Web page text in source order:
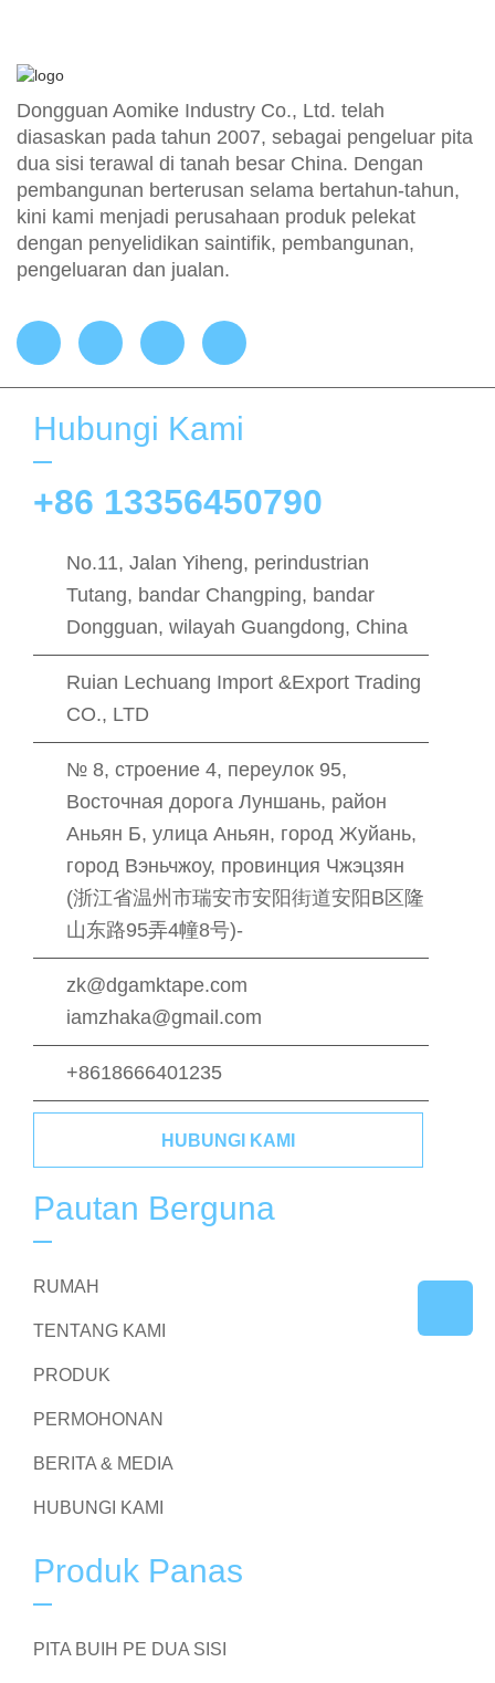
Dongguan Aomike Industry Co., Ltd. telah
diasaskan pada tahun 2007, sebagai pengeluar pita
dua sisi terawal di tanah besar China. Dengan
pembangunan berterusan selama bertahun-tahun,
kini kami menjadi perusahaan produk pelekat
dengan penyelidikan saintifik, pembangunan,
pengeluaran dan jualan.
Hubungi Kami
+86 13356450790
No.11, Jalan Yiheng, perindustrian
Tutang, bandar Changping, bandar
Dongguan, wilayah Guangdong, China
Ruian Lechuang Import &Export Trading
CO., LTD
№ 8, строение 4, переулок 95,
Восточная дорога Луншань, район
Аньян Б, улица Аньян, город Жуйань,
город Вэньчжоу, провинция Чжэцзян
(浙江省温州市瑞安市安阳街道安阳B区隆
山东路95弄4幢8号)-
zk@dgamktape.com
iamzhaka@gmail.com
+8618666401235
HUBUNGI KAMI
Pautan Berguna
RUMAH
TENTANG KAMI
PRODUK
PERMOHONAN
BERITA & MEDIA
HUBUNGI KAMI
Produk Panas
PITA BUIH PE DUA SISI